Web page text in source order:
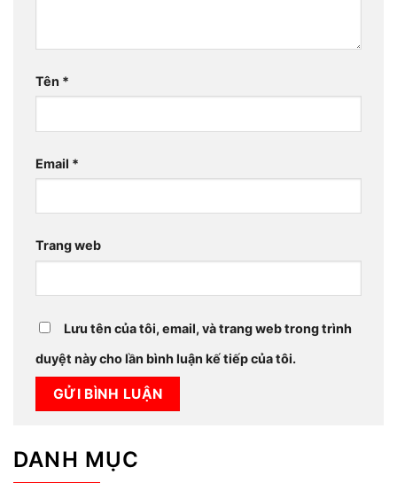
Tên *
Email *
Trang web
Lưu tên của tôi, email, và trang web trong trình
duyệt này cho lần bình luận kế tiếp của tôi.
DANH MỤC